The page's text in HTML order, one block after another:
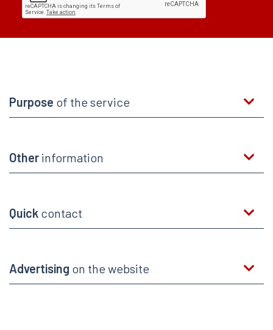
Purpose of the service
Other information
Quick contact
Advertising on the website